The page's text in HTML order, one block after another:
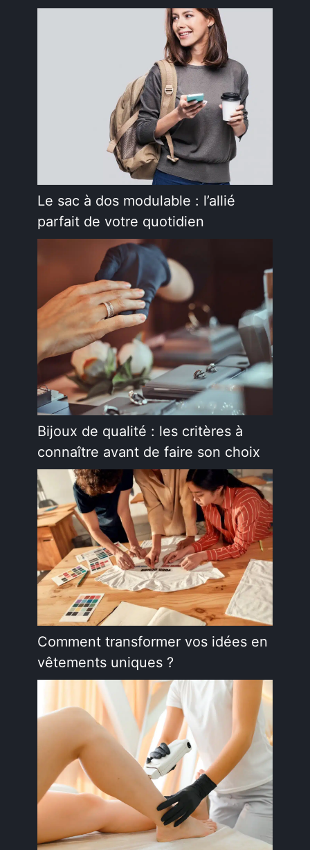
Le sac à dos modulable : l’allié
parfait de votre quotidien
Bijoux de qualité : les critères à
connaître avant de faire son choix
Comment transformer vos idées en
vêtements uniques ?